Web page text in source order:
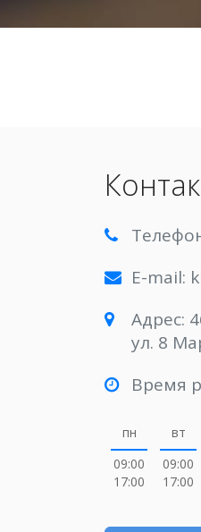
E-mail:
Адрес:
ул. 8
Время
пн
09:00
17:00
вт
09:00
17:00